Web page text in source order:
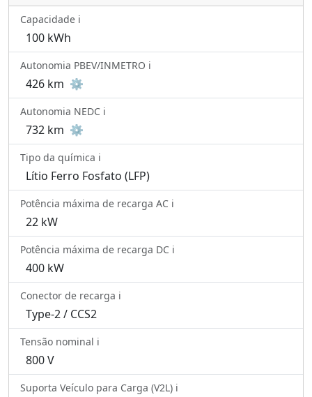
Capacidade ℹ️
100 kWh
Autonomia PBEV/INMETRO ℹ️
426 km ⚙️
Autonomia NEDC ℹ️
732 km ⚙️
Tipo da química ℹ️
Lítio Ferro Fosfato (LFP)
Potência máxima de recarga AC ℹ️
22 kW
Potência máxima de recarga DC ℹ️
400 kW
Conector de recarga ℹ️
Type-2 / CCS2
Tensão nominal ℹ️
800 V
Suporta Veículo para Carga (V2L) ℹ️